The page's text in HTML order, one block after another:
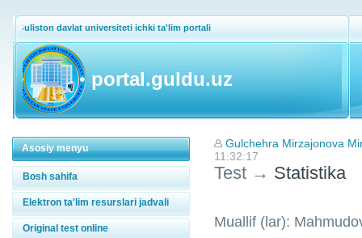
Guliston davlat universiteti ichki ta'lim portali
portal.guldu.uz
Asosiy menyu
Bosh sahifa
Elektron ta'lim resurslari jadvali
Original test online
Gulchehra Mirzajonova
11:32:17
Test →
Muallif (lar):